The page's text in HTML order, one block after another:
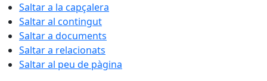
Saltar a la capçalera
Saltar al contingut
Saltar a documents
Saltar a relacionats
Saltar al peu de pàgina